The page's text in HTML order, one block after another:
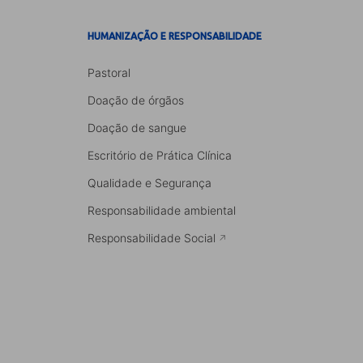
HUMANIZAÇÃO E RESPONSABILIDADE
Pastoral
Doação de órgãos
Doação de sangue
Escritório de Prática Clínica
Qualidade e Segurança
Responsabilidade ambiental
Responsabilidade Social